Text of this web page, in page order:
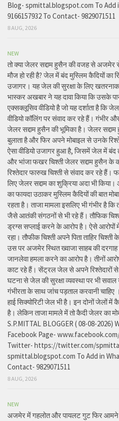
Blog- spmittal.blogspot.com To Add
9166157932 To Contact- 9829071511
8 AUG, 2026
NEW
तो क्या जेलर सद्दाम हुसैन की वजह से
मौज हो रही है? जेल में बंद मुस्लिम कैदियों का
उजागर। यह जेल की सुरक्षा के लिए
भास्कर अखबार ने यह दावा किया कि
एक्सक्लूसिव वीडियो है जो यह दर्शाता है कि
वीडियो कॉलिंग पर संवाद कर रहे हैं। गंभीर
जेलर सद्दाम हुसैन की भूमिका है। जेलर
बुलाता है और फिर अपने मोबाइल से उनके
ऐसा वीडियो उजागर हुआ है, जिसमें जेल में बंद
और भांजा फखर चिश्ती जेलर सद्दाम हुसैन के
रिश्तेदार फारुख चिश्ती से संवाद कर रहे हैं।
लिए जेलर सद्दाम का शुक्रिया अदा भी
का फायदा उठाकर मुस्लिम कैदियों की बात
रहता है। ताजा मामला इसलिए भी गंभीर है
जैसे आतंकी संगठनों से भी रहे हैं। तौफिक
ड्रग्स सप्लाई करने के आरोप है। ऐसे आरोपों
रहा। तौफीक चिश्ती अपने पिता ताहिर
उस पर अजमेर स्थित ख्वाजा साहब की दरगाह
जानलेवा हमला करने का आरोप है। तीनों
काट रहे हैं। सेंट्रल जेल से अपने रिश्तेदारों से
घटना से जेल की सुरक्षा व्यवस्था पर भी
गंभीरता के साथ जांच पड़ताल करवानी
हाई सिक्योरिटी जेल भी है। इन दोनों जेलों में
है। लेकिन ताजा मामले में तो कैदी जेलर का
S.P.MITTAL BLOGGER ( 08-08-
Facebook Page-
Twitter- https://twitter.com/
spmittal.blogspot.com To Add in
Contact- 9829071511
8 AUG, 2026
NEW
अजमेर में गहलोत और पायलट गुट फिर